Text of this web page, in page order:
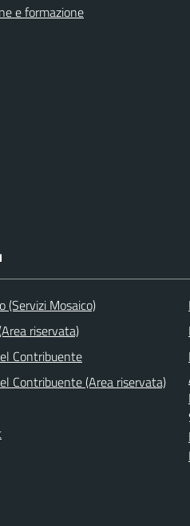
e formazione
(Servizi Mosaico)
riservata)
Contribuente
Contribuente (Area riservata)